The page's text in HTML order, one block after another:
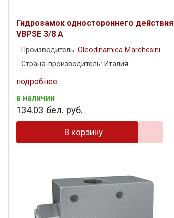
Гидрозамок одностороннего действия
VBPSE 3/8 A
Производитель: Oleodinamica Marchesini
Страна-производитель: Италия
подробнее
в наличии
134.03 бел. руб.
В корзину